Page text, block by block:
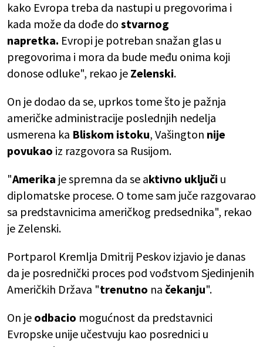
kako Evropa treba da nastupi u pregovorima i
kada može da dođe do stvarnog
napretka. Evropi je potreban snažan glas u
pregovorima i mora da bude među onima koji
donose odluke", rekao je Zelenski.
On je dodao da se, uprkos tome što je pažnja
američke administracije poslednjih nedelja
usmerena ka Bliskom istoku, Vašington nije
povukao iz razgovora sa Rusijom.
"Amerika je spremna da se aktivno uključi u
diplomatske procese. O tome sam juče razgovarao
sa predstavnicima američkog predsednika", rekao
je Zelenski.
Portparol Kremlja Dmitrij Peskov izjavio je danas
da je posrednički proces pod vođstvom Sjedinjenih
Američkih Država "trenutno na čekanju".
On je odbacio mogućnost da predstavnici
Evropske unije učestvuju kao posrednici u